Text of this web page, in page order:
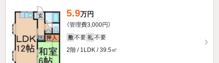
5.9万円
（管理費3,000円）
敷 不要 礼 不要
2階 / 1LDK / 39.5㎡